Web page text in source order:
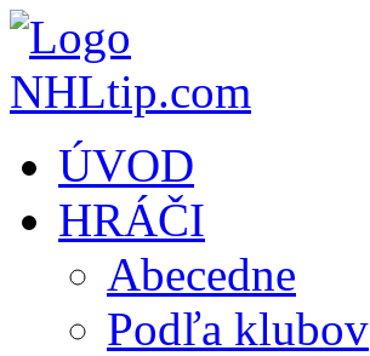
ÚVOD
HRÁČI
Abecedne
Podľa klubov